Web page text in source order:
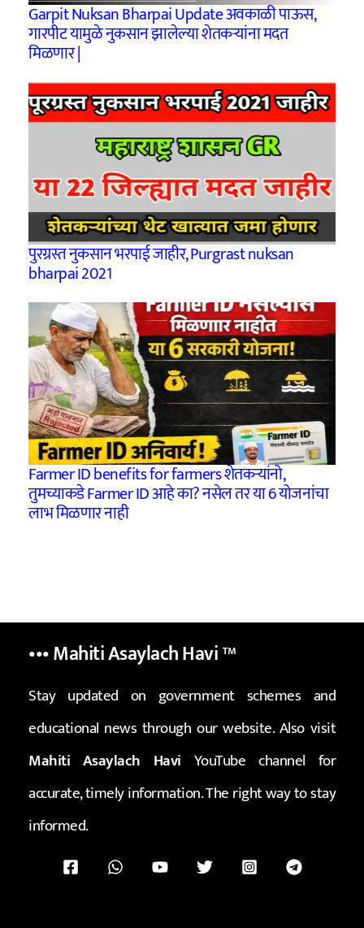
Garpit Nuksan Bharpai Update अवकाळी पाऊस,
गारपीट यामुळे नुकसान झालेल्या शेतकऱ्यांना मदत
मिळणार |
पुरग्रस्त नुकसान भरपाई जाहीर, Purgrast nuksan
bharpai 2021
Farmer ID benefits for farmers शेतकऱ्यांनो,
तुमच्याकडे Farmer ID आहे का? नसेल तर या 6 योजनांचा
लाभ मिळणार नाही
••• Mahiti Asaylach Havi™
Stay updated on government schemes and
educational news through our website. Also visit
Mahiti Asaylach Havi YouTube channel for
accurate, timely information. The right way to stay
informed.